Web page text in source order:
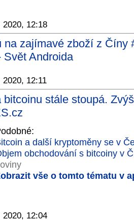
2020, 12:18
na zajímavé zboží z Číny
Svět Androida
2020, 12:11
bitcoinu stále stoupá.
a další kryptoměny se v
obchodování s bitcoiny v
vše o tomto tématu v
2020, 12:04